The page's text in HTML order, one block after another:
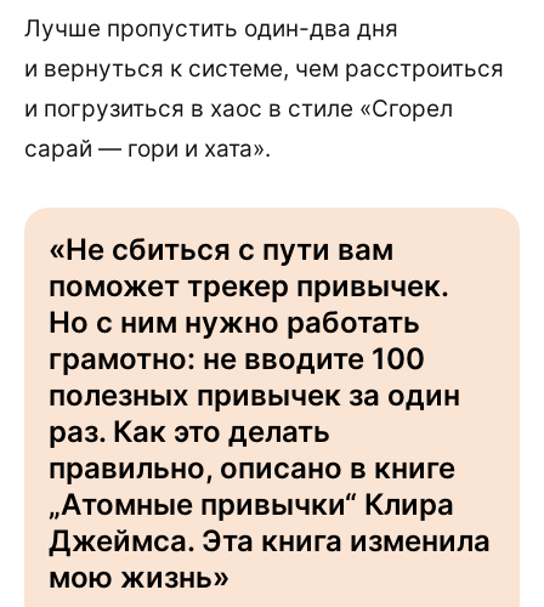
Лучше пропустить один-два дня
и вернуться к системе, чем расстроиться
и погрузиться в хаос в стиле «Сгорел
сарай — гори и хата».
«Не сбиться с пути вам
поможет трекер привычек.
Но с ним нужно работать
грамотно: не вводите 100
полезных привычек за один
раз. Как это делать
правильно, описано в книге
„Атомные привычки“ Клира
Джеймса. Эта книга изменила
мою жизнь»